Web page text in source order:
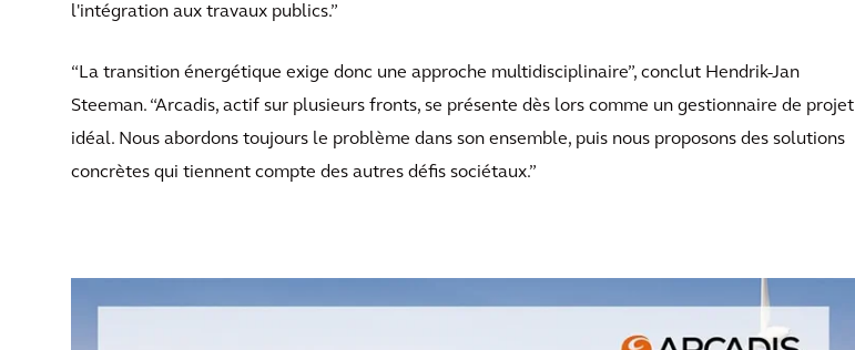
l'intégration aux travaux publics.”
“La transition énergétique exige donc une approche multidisciplinaire”, conclut Hendrik-Jan
Steeman. “Arcadis, actif sur plusieurs fronts, se présente dès lors comme un gestionnaire de projet
idéal. Nous abordons toujours le problème dans son ensemble, puis nous proposons des solutions
concrètes qui tiennent compte des autres défis sociétaux.”